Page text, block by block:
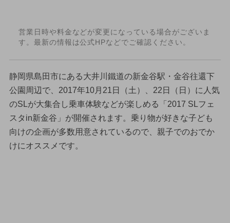
営業日時や料金などが変更になっている場合がございま
す。最新の情報は公式HPなどでご確認ください。
静岡県島田市にある大井川鐵道の新金谷駅・金谷往還下
公園周辺で、2017年10月21日（土）、22日（日）に人気
のSLが大集合し乗車体験などが楽しめる「2017 SLフェ
スタin新金谷」が開催されます。乗り物が好きな子ども
向けの企画が多数用意されているので、親子でのおでか
けにオススメです。